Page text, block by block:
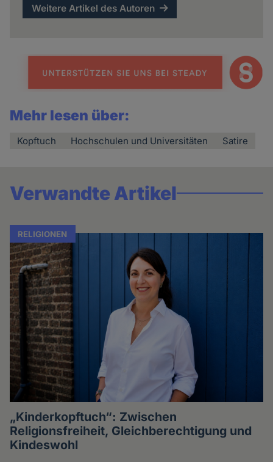
Weitere Artikel des Autoren
Mehr lesen über:
Kopftuch Hochschulen und Universitäten Satire
Verwandte Artikel
RELIGIONEN
„Kinderkopftuch“: Zwischen
Religionsfreiheit, Gleichberechtigung und
Kindeswohl